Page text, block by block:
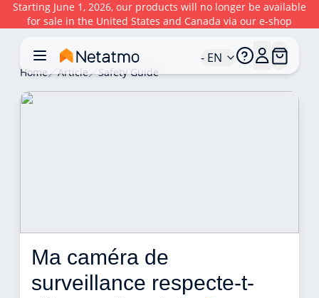
Starting June 1, 2026, our products will no longer be available
for sale in the United States and Canada via our e-shop
- EN
Home Article Safety Guide
Ma caméra de
surveillance respecte-t-